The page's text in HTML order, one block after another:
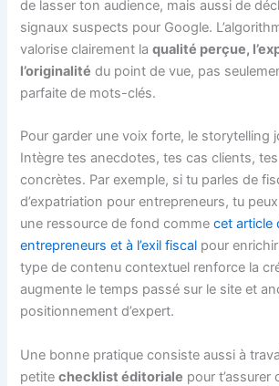
de lasser ton audience, mais aussi de
signaux suspects pour Google.
valorise clairement laqualité perçue,
l’originalité du point de vue, pas
parfaite de mots-clés.
Pour garder une voix forte, le storytelling
Intègre tes anecdotes, tes cas clients,
concrètes. Par exemple, si tu parles de
d’expatriation pour entrepreneurs, tu
une ressource de fond commecet article
entrepreneurs et à l’exil fiscal pour
type de contenu contextuel renforce la
augmente le temps passé sur le site et
positionnement d’expert.
Une bonne pratique consiste aussi à
petitechecklist éditoriale pour t’assurer